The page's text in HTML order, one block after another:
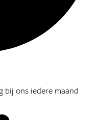
bij ons iedere maand